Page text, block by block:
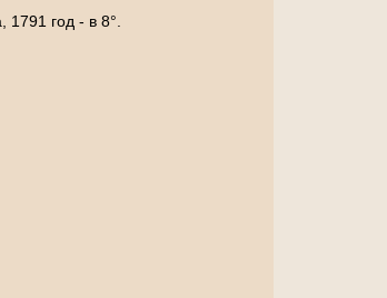
год - в 8°.